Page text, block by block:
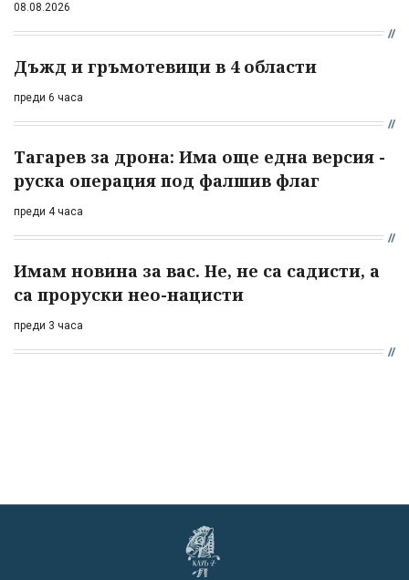
08.08.2026
Дъжд и гръмотевици в 4 области
преди 6 часа
Тагарев за дрона: Има още една версия -
руска операция под фалшив флаг
преди 4 часа
Имам новина за вас. Не, не са садисти, а
са проруски нео-нацисти
преди 3 часа